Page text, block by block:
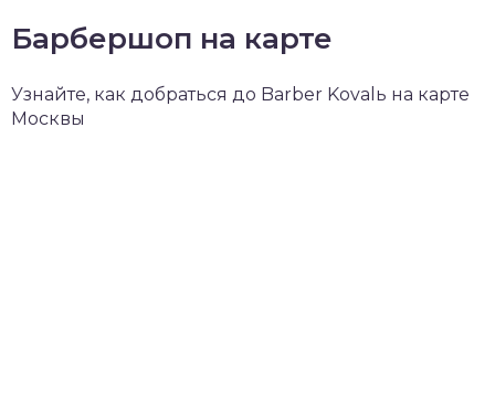
Барбершоп на карте
Узнайте, как добраться до Barber Kovalь на карте
Москвы